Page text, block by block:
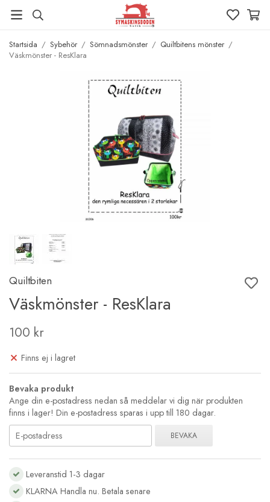
Startsida / Sybehör / Sömnadsmönster / Quiltbitens mönster /
Väskmönster - ResKlara
Quiltbiten
Väskmönster - ResKlara
100 kr
Finns ej i lagret
Bevaka produkt
Ange din e-postadress nedan så meddelar vi dig när produkten
finns i lager! Din e-postadress sparas i upp till 180 dagar.
BEVAKA
Leveranstid 1-3 dagar
KLARNA Handla nu. Betala senare